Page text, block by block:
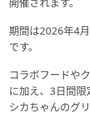
期間は2026年4
です。
コラボフードや
に加え、3日間
シカちゃんのグ